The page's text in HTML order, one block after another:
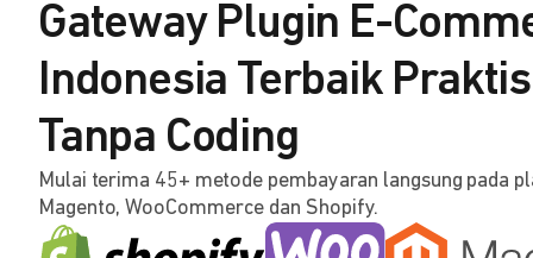
Gateway Plugin E-
Indonesia Terbaik Praktis
Tanpa Coding
Mulai terima 45+ metode pembayaran langsung pada
Magento, WooCommerce dan Shopify.